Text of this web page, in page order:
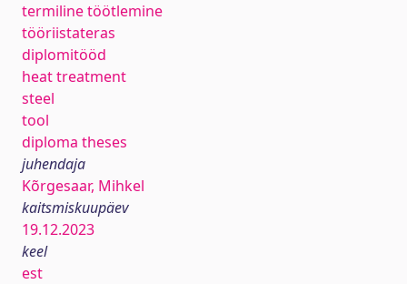
termiline töötlemine
tööriistateras
diplomitööd
heat treatment
steel
tool
diploma theses
juhendaja
Kõrgesaar, Mihkel
kaitsmiskuupäev
19.12.2023
keel
est